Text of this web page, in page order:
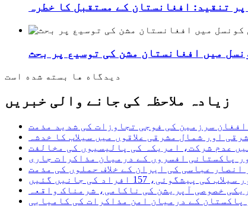
تنقید: افغانستان کے مستقبل کا خطرہ
میں افغانستان مشن کی توسیع پر بحث
دیدگاه ها بسته شده است
زیادہ ملاحظہ کی جانے والی خبریں
سرزمین کی فوجی تجاوزات کی شدید مذمت
اور شمال مشرقی علاقوں میں سیلاب کا خدشہ
عدم شرکت، امریکہ کی پالیسیوں کی مخالفت
پاکستانی افسروں کے درمیان مذاکرات جاری
عباسی کی ایران کے خلاف حملوں کی مذمت
157 افراد کی جانیں گئیں
خصوصی آپریشن کی ناکامی، شرمناک واقعہ
کے درمیان امن مذاکرات کی کامیابی